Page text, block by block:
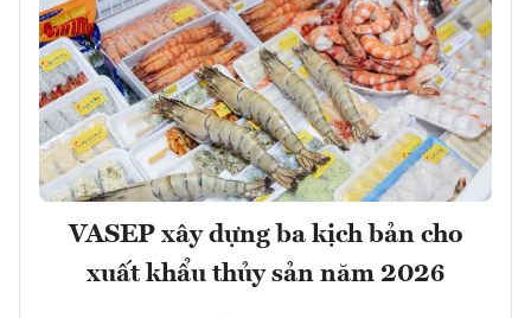
VASEP xây dựng ba kịch bản cho
xuất khẩu thủy sản năm 2026